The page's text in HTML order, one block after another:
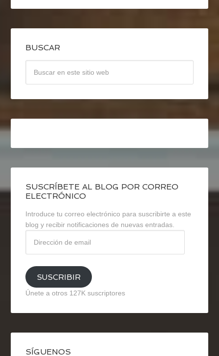
BUSCAR
SUSCRÍBETE AL BLOG POR CORREO
ELECTRÓNICO
Introduce tu correo electrónico para suscribirte a este
blog y recibir notificaciones de nuevas entradas.
email
SUSCRIBIR
Únete a otros 127K suscriptores
SÍGUENOS